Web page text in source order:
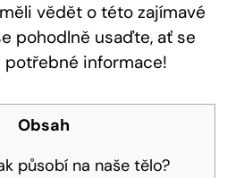
vědět o této zajímavé
pohodlně usaďte, ať se
informace!
Obsah
působí na naše tělo?